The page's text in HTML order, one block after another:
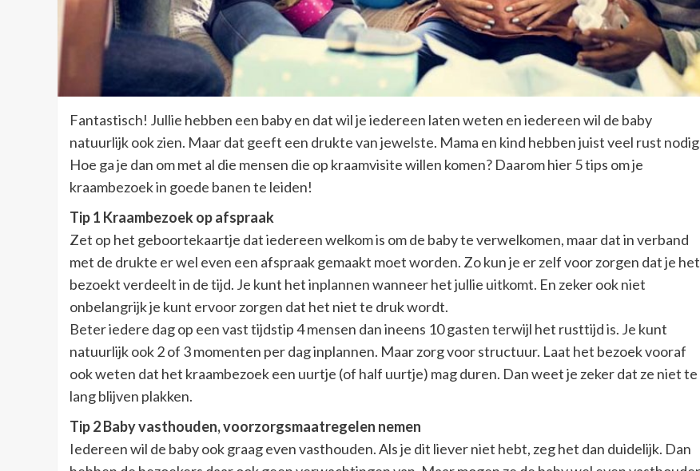
Fantastisch! Jullie hebben een baby en dat wil je iedereen laten weten en iedereen wil de baby
natuurlijk ook zien. Maar dat geeft een drukte van jewelste. Mama en kind hebben juist veel rust
Hoe ga je dan om met al die mensen die op kraamvisite willen komen? Daarom hier 5 tips om je
kraambezoek in goede banen te leiden!
Tip 1 Kraambezoek op afspraak
Zet op het geboortekaartje dat iedereen welkom is om de baby te verwelkomen, maar dat in verband
met de drukte er wel even een afspraak gemaakt moet worden. Zo kun je er zelf voor zorgen dat je het
bezoekt verdeelt in de tijd. Je kunt het inplannen wanneer het jullie uitkomt. En zeker ook niet
onbelangrijk je kunt ervoor zorgen dat het niet te druk wordt.
Beter iedere dag op een vast tijdstip 4 mensen dan ineens 10 gasten terwijl het rusttijd is. Je kunt
natuurlijk ook 2 of 3 momenten per dag inplannen. Maar zorg voor structuur. Laat het bezoek vooraf
ook weten dat het kraambezoek een uurtje (of half uurtje) mag duren. Dan weet je zeker dat ze niet te
lang blijven plakken.
Tip 2 Baby vasthouden, voorzorgsmaatregelen nemen
Iedereen wil de baby ook graag even vasthouden. Als je dit liever niet hebt, zeg het dan duidelijk. Dan